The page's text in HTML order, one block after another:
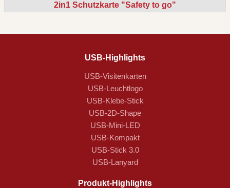
2in1 Schutzkarte "Safety to go"
USB-Highlights
USB-Visitenkarten
USB-Leuchtlogo
USB-Klebe-Stick
USB-2D-Shape
USB-Mini-LED
USB-Kompakt
USB-Stick 3.0
USB-Lanyard
Produkt-Highlights